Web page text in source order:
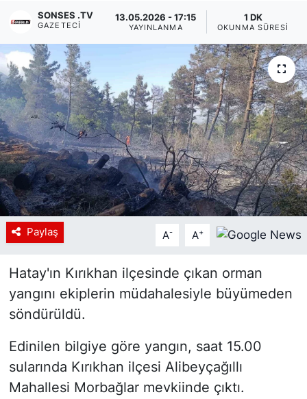
SONSES .TV
GAZETECI
13.05.2026 - 17:15
YAYINLANMA
1 DK
OKUNMA SÜRESI
Paylaş A- A+
Hatay'ın Kırıkhan ilçesinde çıkan orman
yangını ekiplerin müdahalesiyle büyümeden
söndürüldü.
Edinilen bilgiye göre yangın, saat 15.00
sularında Kırıkhan ilçesi Alibeyçağıllı
Mahallesi Morbağlar mevkiinde çıktı.
SAĞLIK
Siyaset
YEREL HABER
Haberde insan
Tanıtım
Haber Arşivi